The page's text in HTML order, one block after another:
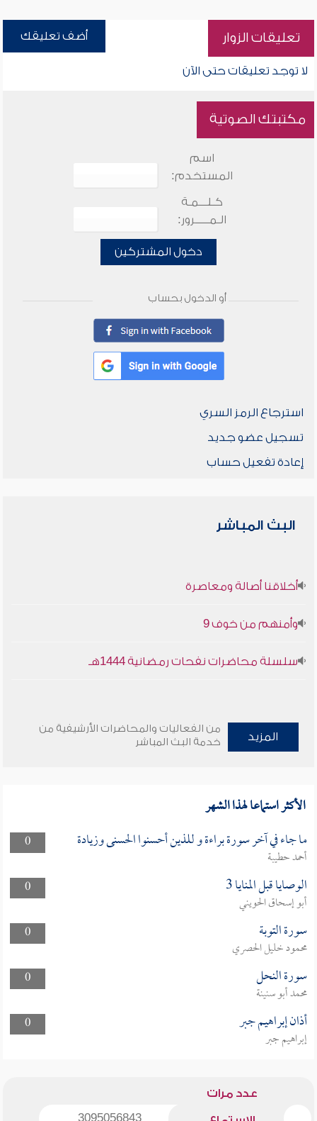
تعليقات الزوار أضف تعليقك
لا توجد تعليقات حتى الآن
مكتبتك الصوتية
اسم
المستخدم:
كـلـــمـة
الـمـــــرور:
دخول المشتركين
أو الدخول بحساب
استرجاع الرمز السري
تسجيل عضو جديد
إعادة تفعيل حساب
البث المباشر
أخلاقنا أصالة ومعاصرة
وأمنهم من خوف 9
سلسلة محاضرات نفحات رمضانية 1444هـ
المزيد
من الفعاليات والمحاضرات الأرشيفية من
خدمة البث المباشر
الأكثر استماعا لهذا الشهر
0 ما جاء في آخر سورة براءة و للذين أحسنوا الحسنى وزيادة
أحمد حطيبة
0
الوصايا قبل المنايا 3
أبو إسحاق الحويني
0
سورة التوبة
محمود خليل الحصري
0
سورة النحل
محمد أبو سنينة
0
أذان إبراهيم جبر
إبراهيم جبر
عدد مرات